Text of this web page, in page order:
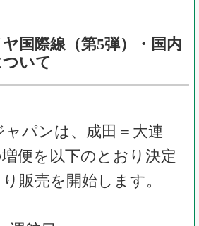
国際線（第5弾）・国内
いて
パンは、成田＝大連
便を以下のとおり決定
販売を開始します。